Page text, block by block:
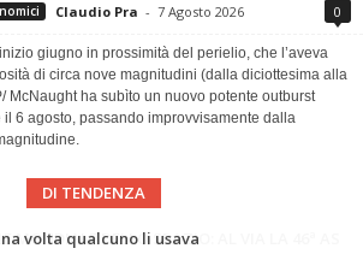
Claudio Pra - 7 Agosto 2026 0
giugno in prossimità del perielio, che l’aveva
di circa nove magnitudini (dalla diciottesima alla
McNaught ha subìto un nuovo potente outburst
6 agosto, passando improvvisamente dalla
DI TENDENZA
del Mese di Agosto 2026